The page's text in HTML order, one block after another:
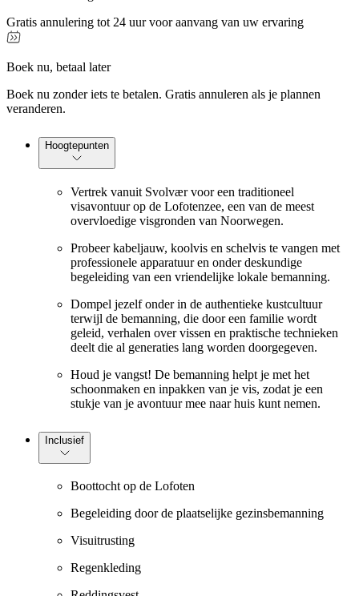
Gratis annulering tot 24 uur voor aanvang van uw ervaring
Boek nu, betaal later
Boek nu zonder iets te betalen. Gratis annuleren als je plannen
veranderen.
Hoogtepunten
Vertrek vanuit Svolvær voor een traditioneel
visavontuur op de Lofotenzee, een van de meest
overvloedige visgronden van Noorwegen.
Probeer kabeljauw, koolvis en schelvis te vangen met
professionele apparatuur en onder deskundige
begeleiding van een vriendelijke lokale bemanning.
Dompel jezelf onder in de authentieke kustcultuur
terwijl de bemanning, die door een familie wordt
geleid, verhalen over vissen en praktische technieken
deelt die al generaties lang worden doorgegeven.
Houd je vangst! De bemanning helpt je met het
schoonmaken en inpakken van je vis, zodat je een
stukje van je avontuur mee naar huis kunt nemen.
Inclusief
Boottocht op de Lofoten
Begeleiding door de plaatselijke gezinsbemanning
Visuitrusting
Regenkleding